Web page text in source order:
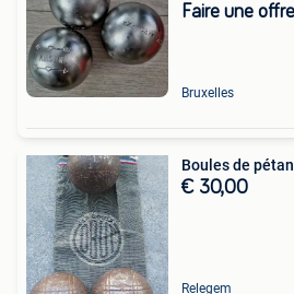
Faire une offre
Bruxelles
Boules de
€ 30,00
Relegem